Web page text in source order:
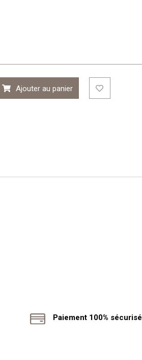
Ajouter au panier
Paiement 100% sécurisé